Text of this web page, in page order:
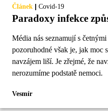
Článek | Covid-19
Paradoxy infekce
Média nás seznamují s
pozoruhodné však je, jak moc
navzájem liší. Je zřejmé, že
nerozumíme podstatě nemoci.
Vesmír